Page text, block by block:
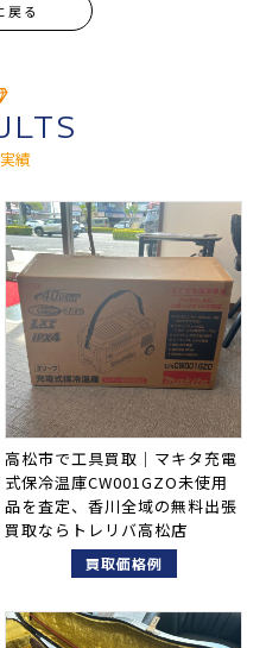
戻る
績
高松市で工具買取｜マキタ充電
式保冷温庫CW001GZO未使用
品を査定、香川全域の無料出張
買取ならトレリバ高松店
買取価格例